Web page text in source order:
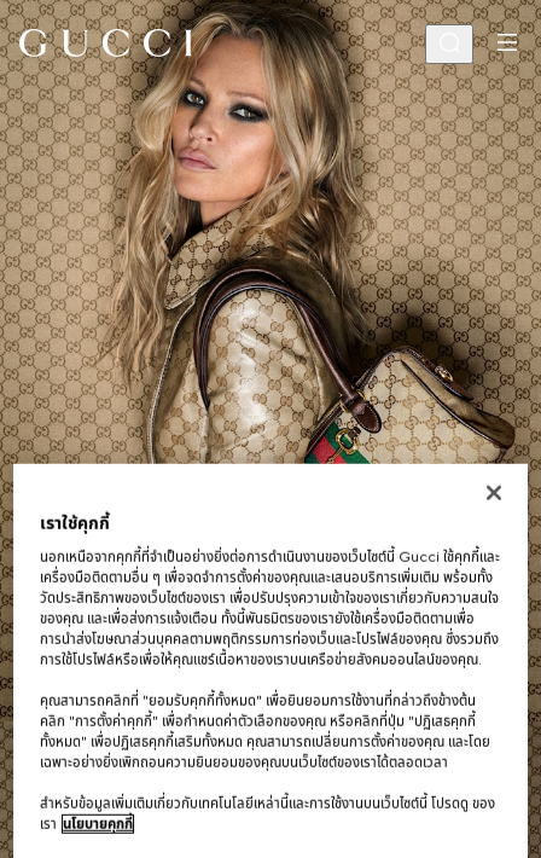
กระเป๋าสะพายไหล่
ค้นหาเพิ่มเติม
เราใช้คุกกี้
นอกเหนือจากคุกกี้ที่จำเป็นอย่างยิ่งต่อการดำเนินงานของเว็บไซต์นี้ Gucci ใช้คุกกี้และ
เครื่องมือติดตามอื่น ๆ เพื่อจดจำการตั้งค่าของคุณและเสนอบริการเพิ่มเติม พร้อมทั้ง
วัดประสิทธิภาพของเว็บไซต์ของเรา เพื่อปรับปรุงความเข้าใจของเราเกี่ยวกับความสนใจ
ของคุณ และเพื่อส่งการแจ้งเตือน ทั้งนี้พันธมิตรของเรายังใช้เครื่องมือติดตามเพื่อ
การนำส่งโฆษณาส่วนบุคคลตามพฤติกรรมการท่องเว็บและโปรไฟล์ของคุณ ซึ่งรวมถึง
การใช้โปรไฟล์หรือเพื่อให้คุณแชร์เนื้อหาของเราบนเครือข่ายสังคมออนไลน์ของคุณ.
คุณสามารถคลิกที่ "ยอมรับคุกกี้ทั้งหมด" เพื่อยินยอมการใช้งานที่กล่าวถึงข้างต้น
คลิก "การตั้งค่าคุกกี้" เพื่อกำหนดค่าตัวเลือกของคุณ หรือคลิกที่ปุ่ม "ปฏิเสธคุกกี้
ทั้งหมด" เพื่อปฏิเสธคุกกี้เสริมทั้งหมด คุณสามารถเปลี่ยนการตั้งค่าของคุณ และโดย
เฉพาะอย่างยิ่งเพิกถอนความยินยอมของคุณบนเว็บไซต์ของเราได้ตลอดเวลา
สำหรับข้อมูลเพิ่มเติมเกี่ยวกับเทคโนโลยีเหล่านี้และการใช้งานบนเว็บไซต์นี้ โปรดดู ของ
เรา นโยบายคุกกี้